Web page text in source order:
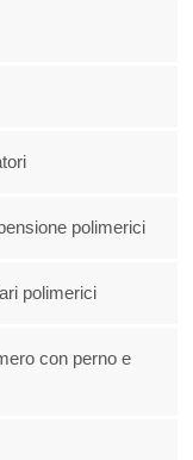
polimerici
polimerici
con perno e